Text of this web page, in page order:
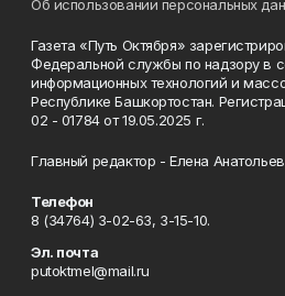
Об использовании персональных
Газета «Путь Октября»
Федеральной службы по надзору в
информационных технологий и
Республике Башкортостан.
02 - 01784 от 19.05.2025 г.
Главный редактор - Елена
Телефон
8 (34764) 3-02-63, 3-15-10.
Эл. почта
putoktmel@mail.ru